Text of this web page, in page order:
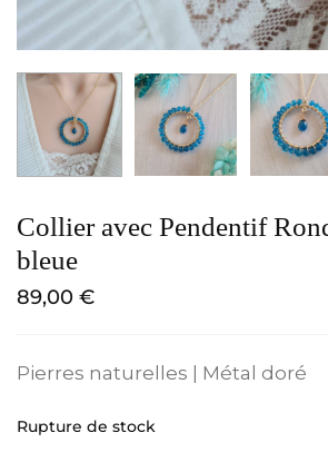
Collier avec Pendentif
bleue
89,00 €
Pierres naturelles | Métal doré
Rupture de stock